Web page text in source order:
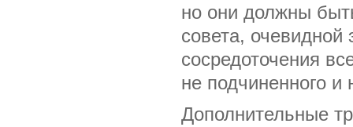
но они должны
совета,
сосредоточения
не подчиненного
Дополнительные